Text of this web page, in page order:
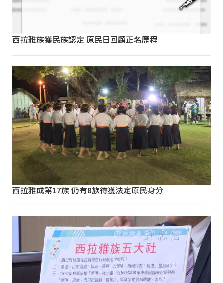
西拉雅族獲民族認定 原民日回顧正名歷程
西拉雅成第17族 仍有8族待獲法定原民身分